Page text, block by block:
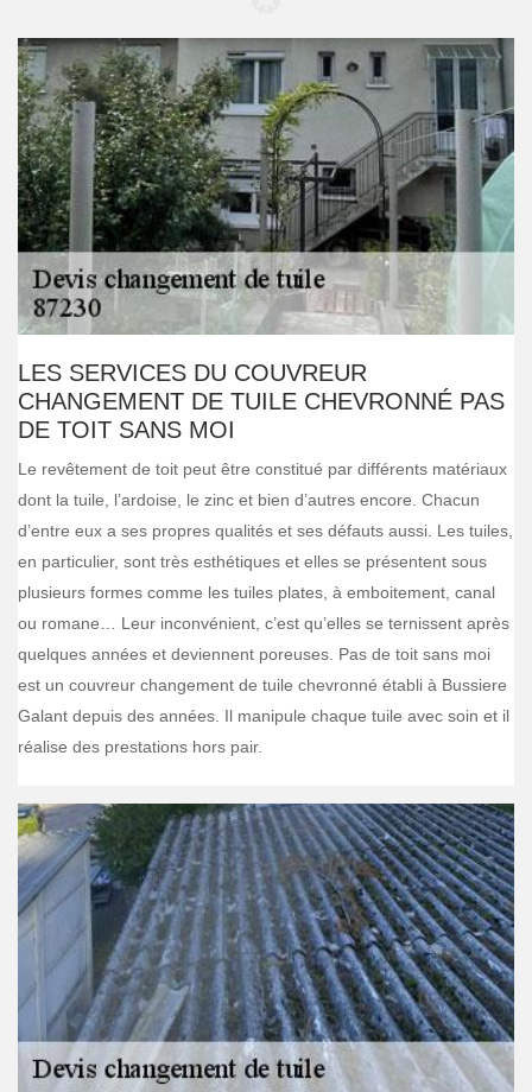
LES SERVICES DU COUVREUR
CHANGEMENT DE TUILE CHEVRONNÉ PAS
DE TOIT SANS MOI
Le revêtement de toit peut être constitué par différents matériaux
dont la tuile, l’ardoise, le zinc et bien d’autres encore. Chacun
d’entre eux a ses propres qualités et ses défauts aussi. Les tuiles,
en particulier, sont très esthétiques et elles se présentent sous
plusieurs formes comme les tuiles plates, à emboitement, canal
ou romane… Leur inconvénient, c’est qu’elles se ternissent après
quelques années et deviennent poreuses. Pas de toit sans moi
est un couvreur changement de tuile chevronné établi à Bussiere
Galant depuis des années. Il manipule chaque tuile avec soin et il
réalise des prestations hors pair.